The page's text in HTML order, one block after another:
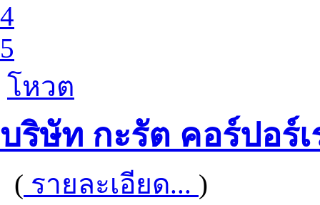
4
5
โหวต
บริษัท กะรัต คอร์ปอร์
( รายละเอียด... )